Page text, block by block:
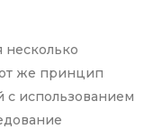
несколько
же принцип
с использованием